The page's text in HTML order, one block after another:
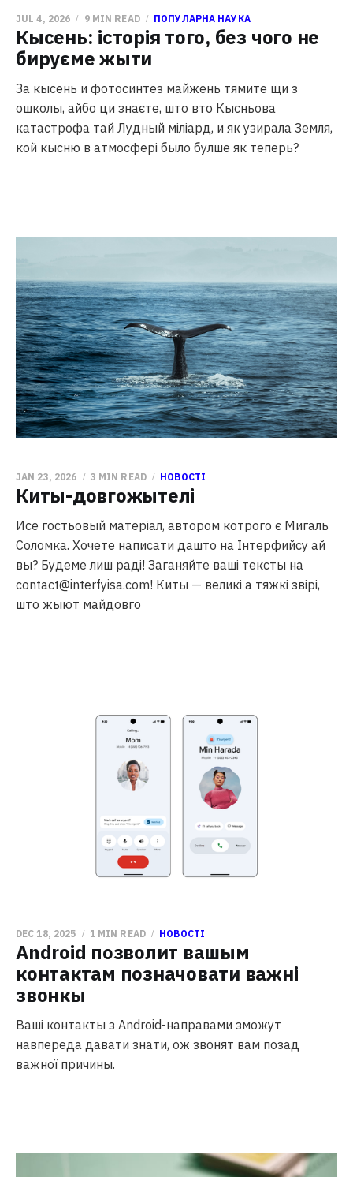
Кысень: історія того, без чого не
бируєме жыти
JUL 4, 2026 9 MIN READ ПОПУЛАРНА НАУКА
За кысень и фотосинтез майжень тямите щи з
ошколы, айбо ци знаєте, што вто Кысньова
катастрофа тай Лудный міліард, и як узирала Земля,
кой кысню в атмосфері было булше як теперь?
Киты-довгожытелі
JAN 23, 2026 3 MIN READ НОВОСТІ
Исе гостьовый матеріал, автором котрого є Мигаль
Соломка. Хочете написати дашто на Інтерфийсу ай
вы? Будеме лиш раді! Заганяйте ваші тексты на
contact@interfyisa.com! Киты — великі а тяжкі звірі,
што жыют майдовго
Android позволит вашым
контактам позначовати важні
звонкы
DEC 18, 2025 1 MIN READ НОВОСТІ
Ваші контакты з Android-направами зможут
навпереда давати знати, ож звонят вам позад
важної причины.